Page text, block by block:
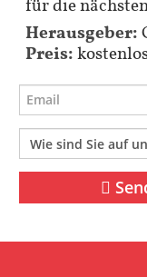
für die
Herausgeber:
Preis: